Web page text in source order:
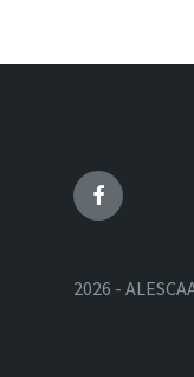
Facebook
2026 -